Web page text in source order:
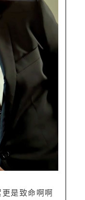
是致命啊啊